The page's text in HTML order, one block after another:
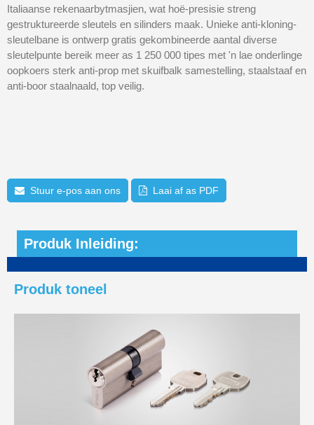
Italiaanse rekenaarbytmasjien, wat hoë-presisie streng
gestruktureerde sleutels en silinders maak. Unieke anti-kloning-
sleutelbane is ontwerp gratis gekombineerde aantal diverse
sleutelpunte bereik meer as 1 250 000 tipes met 'n lae onderlinge
oopkoers sterk anti-prop met skuifbalk samestelling, staalstaaf en
anti-boor staalnaald, top veilig.
Stuur e-pos aan ons Laai af as PDF
Produk Inleiding:
Produk toneel